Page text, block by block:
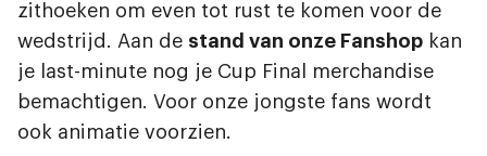
zithoeken om even tot rust te komen voor de
wedstrijd. Aan de stand van onze Fanshop kan
je last-minute nog je Cup Final merchandise
bemachtigen. Voor onze jongste fans wordt
ook animatie voorzien.